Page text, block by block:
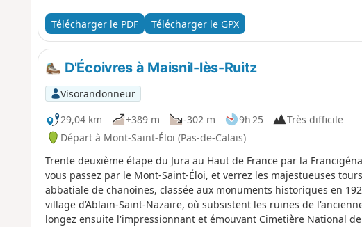
du bassin houillier avant d'arriver à Marles-les-mines, où vous
musée de la mine.
Télécharger le PDF Télécharger le GPX
D'Écoivres à Maisnil-lès-Ruitz
Visorandonneur
29,04 km
+389 m -302 m 9h 25
Très difficile
Départ à Mont-Saint-Éloi (Pas-de-Calais)
Trente deuxième étape du Jura au Haut de France par la
vous passez par le Mont-Saint-Éloi, et verrez les majestueuses
abbatiale de chanoines, classée aux monuments historiques en
village d’Ablain-Saint-Nazaire, où subsistent les ruines de
longez ensuite l'impressionnant et émouvant Cimetière National